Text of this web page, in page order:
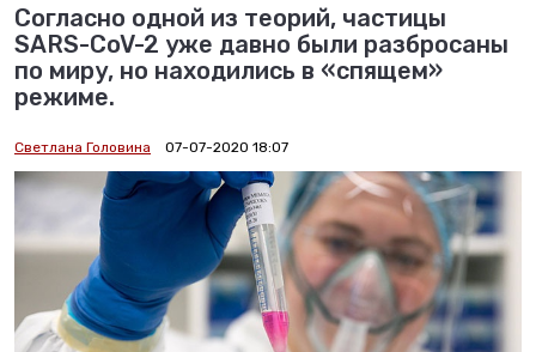
Согласно одной из теорий, частицы
SARS-CoV-2 уже давно были разбросаны
по миру, но находились в «спящем»
режиме.
Светлана Головина 07-07-2020 18:07